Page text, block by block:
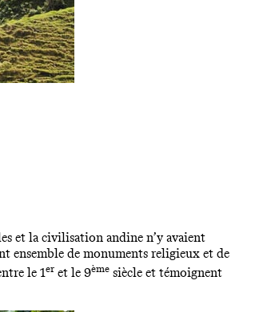
et la civilisation andine n’y avaient
ensemble de monuments religieux et de
le 1er et le 9ème siècle et témoignent